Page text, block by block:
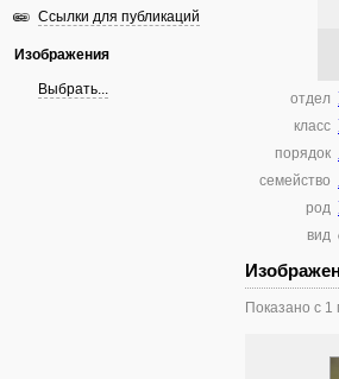
Ссылки для публикаций
Изображения
Выбрать...
отдел
класс
порядок
семейство
род
вид
Показано с